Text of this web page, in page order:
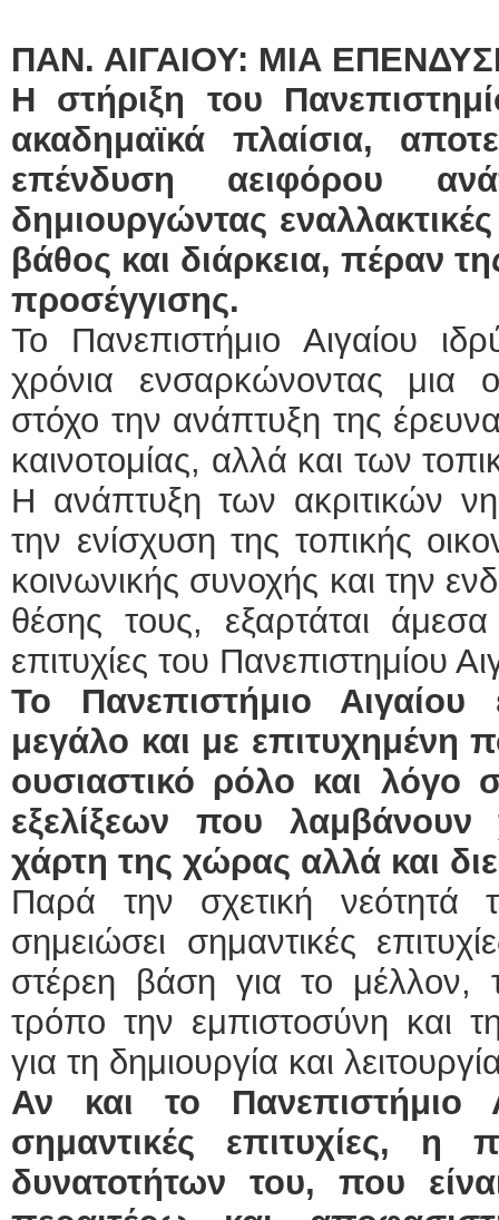
ΠΑΝ. ΑΙΓΑΙΟΥ: ΜΙΑ
Η στήριξη του
ακαδημαϊκά πλαίσια,
επένδυση αειφόρου
δημιουργώντας
βάθος και διάρκεια, πέραν
προσέγγισης.
Το Πανεπιστήμιο Αιγαίου
χρόνια ενσαρκώνοντας μια
στόχο την ανάπτυξη της
καινοτομίας, αλλά και των
Η ανάπτυξη των ακριτικών
την ενίσχυση της τοπικής
κοινωνικής συνοχής και την
θέσης τους, εξαρτάται
επιτυχίες του Πανεπιστημίου
Το Πανεπιστήμιο Αιγαίου
μεγάλο και με επιτυχημένη
ουσιαστικό ρόλο και
εξελίξεων που
χάρτη της χώρας αλλά και
Παρά την σχετική νεότητά
σημειώσει σημαντικές
στέρεη βάση για το μέλλον,
τρόπο την εμπιστοσύνη και
για τη δημιουργία και
Αν και το Πανεπιστήμιο
σημαντικές επιτυχίες, η
δυνατοτήτων του, που